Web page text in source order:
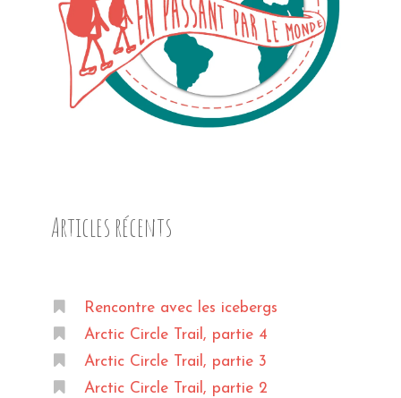
Articles récents
Rencontre avec les icebergs
Arctic Circle Trail, partie 4
Arctic Circle Trail, partie 3
Arctic Circle Trail, partie 2